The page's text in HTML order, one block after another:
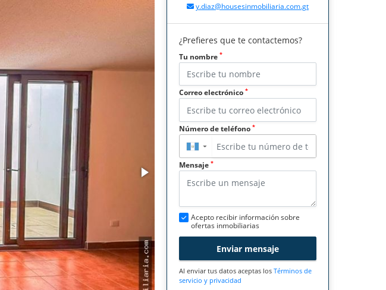
y.diaz@housesinmobiliaria.com.gt
¿Prefieres que te contactemos?
Tu nombre *
Correo electrónico *
Número de teléfono *
▼
Mensaje *
Acepto recibir información sobre
ofertas inmobiliarias
Enviar mensaje
Al enviar tus datos aceptas los Términos de
servicio y privacidad